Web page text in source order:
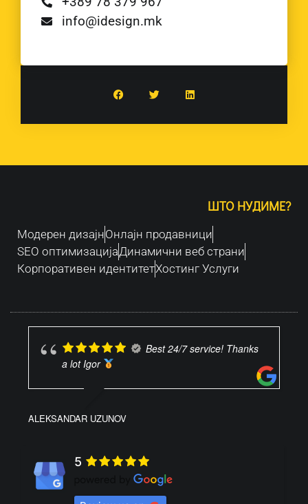
info@idesign.mk
ШТО НУДИМЕ?
Модерен дизајнOнлајн продавници
SEO оптимизацијаДинамични веб страни
Корпоративен идентитетХостинг Услуги
Best 24/7 service! Thanks
a lot Igor
ALEKSANDAR UZUNOV
5